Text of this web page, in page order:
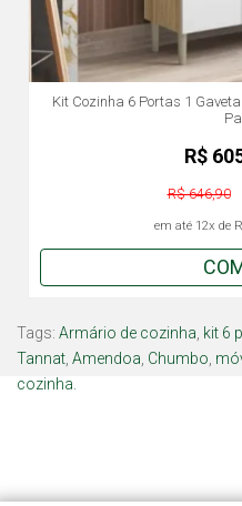
Kit Cozinha 6 Portas 1
R$ 646,90
em até 12x de
R$
Tags: Armário de cozinha kit 6
Tannat Amendoa Chumbo
cozinha.